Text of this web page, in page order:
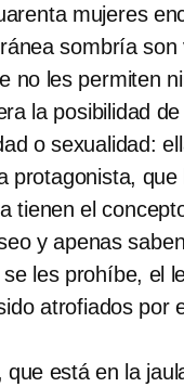
mujeres
sombría son
no les permiten
la posibilidad
o sexualidad:
protagonista, que
tienen el
y apenas
les prohíbe, el
atrofiados por
que está en la